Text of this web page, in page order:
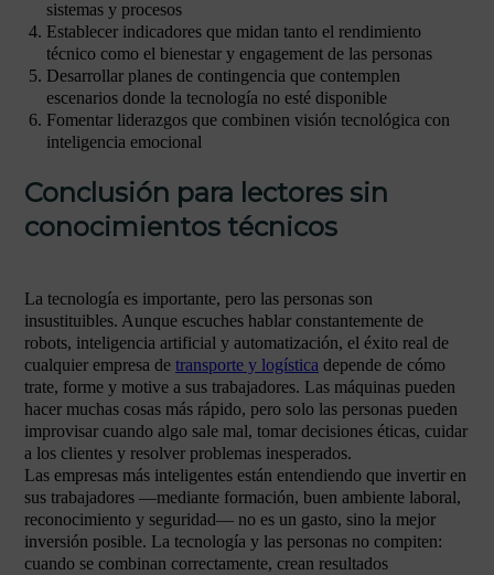
sistemas y procesos
Establecer indicadores que midan tanto el rendimiento
técnico como el bienestar y engagement de las personas
Desarrollar planes de contingencia que contemplen
escenarios donde la tecnología no esté disponible
Fomentar liderazgos que combinen visión tecnológica con
inteligencia emocional
Conclusión para lectores sin
conocimientos técnicos
La tecnología es importante, pero las personas son
insustituibles. Aunque escuches hablar constantemente de
robots, inteligencia artificial y automatización, el éxito real de
cualquier empresa de transporte y logística depende de cómo
trate, forme y motive a sus trabajadores. Las máquinas pueden
hacer muchas cosas más rápido, pero solo las personas pueden
improvisar cuando algo sale mal, tomar decisiones éticas, cuidar
a los clientes y resolver problemas inesperados.
Las empresas más inteligentes están entendiendo que invertir en
sus trabajadores —mediante formación, buen ambiente laboral,
reconocimiento y seguridad— no es un gasto, sino la mejor
inversión posible. La tecnología y las personas no compiten:
cuando se combinan correctamente, crean resultados